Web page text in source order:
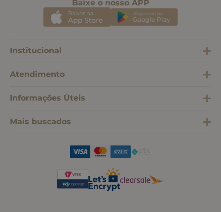
Baixe o nosso APP
Institucional
Atendimento
Informações Úteis
Mais buscados